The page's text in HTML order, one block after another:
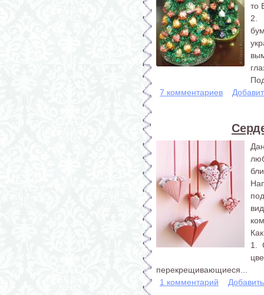
то
2.
7 комментариев
1.
перекрещивающиеся...
1 комментарий